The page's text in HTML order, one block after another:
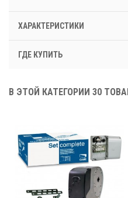
ХАРАКТЕРИСТИКИ
ГДЕ КУПИТЬ
В ЭТОЙ КАТЕГОРИИ 30